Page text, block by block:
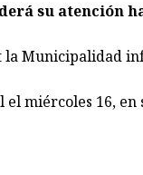
su atención
Municipalidad
miércoles 16,